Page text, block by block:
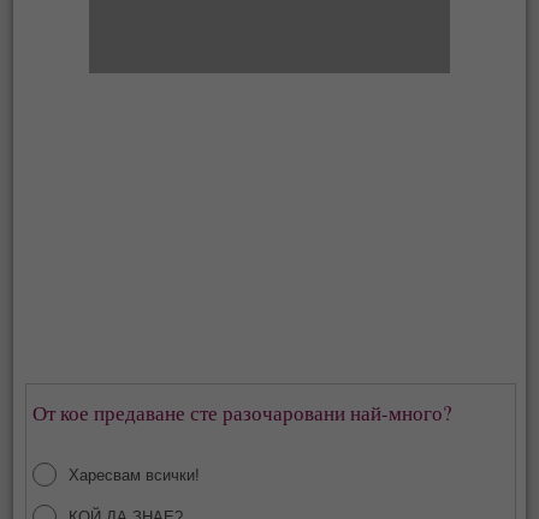
От кое предаване сте разочаровани най-много?
Харесвам всички!